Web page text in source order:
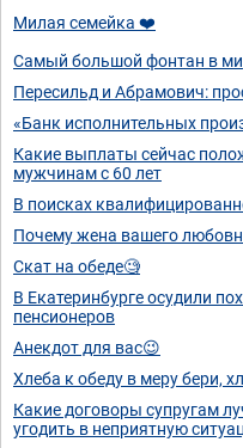
Милая семейка ❤️
Самый большой фонтан в
Пересильд и Абрамович:
«Банк исполнительных
Какие выплаты сейчас
мужчинам с 60 лет
В поисках
Почему жена вашего
Скат на обеде🧐
В Екатеринбурге осудили
пенсионеров
Анекдот для вас😉
Хлеба к обеду в меру бери,
Какие договоры супругам
угодить в неприятную